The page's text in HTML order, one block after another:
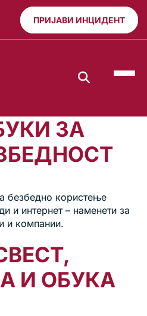
ПРИЈАВИ ИНЦИДЕНТ
ЗА
безбедно користење
и интернет – наменети за
и компании.
И ОБУКА